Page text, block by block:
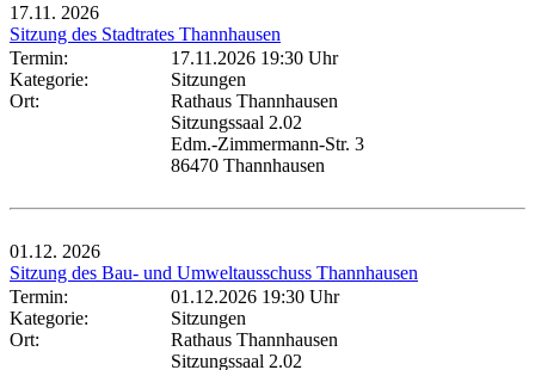
17.11. 2026
Sitzung des Stadtrates Thannhausen
Termin:
17.11.2026 19:30 Uhr
Kategorie:
Sitzungen
Ort:
Rathaus Thannhausen
Sitzungssaal 2.02
Edm.-Zimmermann-Str. 3
86470 Thannhausen
01.12. 2026
Sitzung des Bau- und Umweltausschuss Thannhausen
Termin:
01.12.2026 19:30 Uhr
Kategorie:
Sitzungen
Ort:
Rathaus Thannhausen
Sitzungssaal 2.02